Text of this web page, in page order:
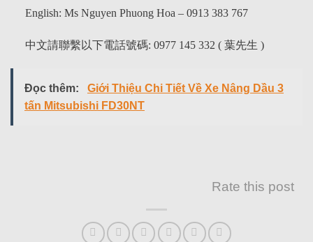
English: Ms Nguyen Phuong Hoa – 0913 383 767
中文請聯繫以下電話號碼: 0977 145 332 ( 葉先生 )
Đọc thêm:
Giới Thiệu Chi Tiết Về Xe Nâng Dầu 3
tấn Mitsubishi FD30NT
Rate this post